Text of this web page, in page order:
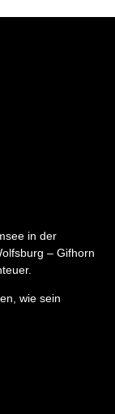
in der
– Gifhorn
wie sein